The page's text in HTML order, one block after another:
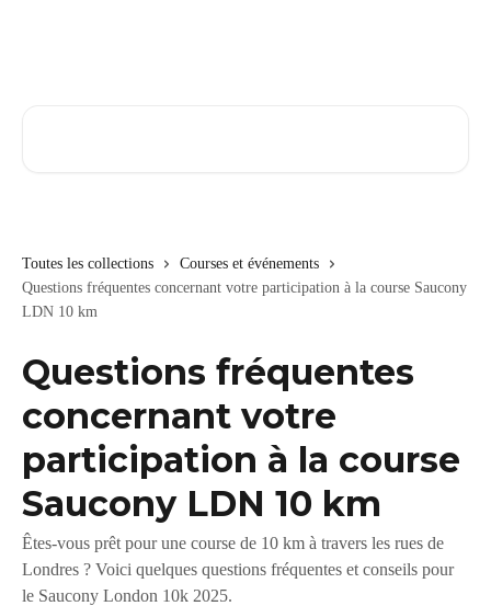
Toutes les collections
Courses et événements
Questions fréquentes concernant votre participation à la course Saucony
LDN 10 km
Questions fréquentes
concernant votre
participation à la course
Saucony LDN 10 km
Êtes-vous prêt pour une course de 10 km à travers les rues de
Londres ? Voici quelques questions fréquentes et conseils pour
le Saucony London 10k 2025.